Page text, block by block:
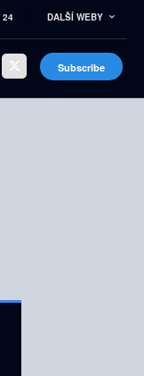
24 DALŠÍ WEBY
Subscribe